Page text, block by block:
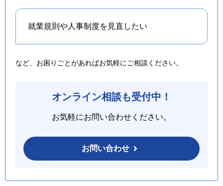
就業規則や人事制度を 見直したい
など、お困りごとがあればお気軽にご相談ください。
オンライン相談も受付中！
お気軽にお問い合わせください。
お問い合わせ